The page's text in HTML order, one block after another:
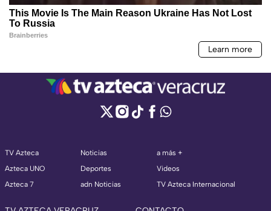
TV Azteca
Azteca UNO
Azteca 7
Noticias
Deportes
adn Noticias
a más +
Videos
TV Azteca Internacional